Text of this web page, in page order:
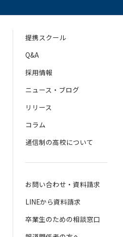
提携スクール
Q&A
採用情報
ニュース・ブログ
リリース
コラム
通信制の高校について
お問い合わせ・資料請求
LINEから資料請求
卒業生のための相談窓口